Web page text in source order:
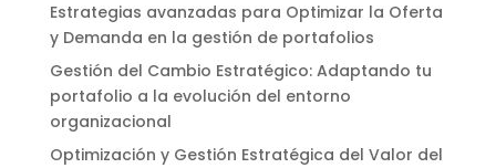
Estrategias avanzadas para Optimizar la Oferta
y Demanda en la gestión de portafolios
Gestión del Cambio Estratégico: Adaptando tu
portafolio a la evolución del entorno
organizacional
Optimización y Gestión Estratégica del Valor del